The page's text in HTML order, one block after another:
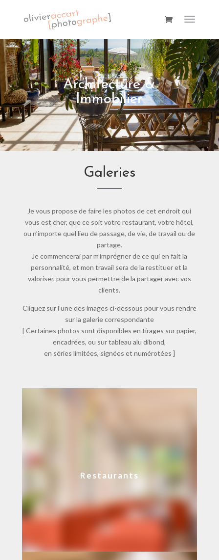
Architecture &
Immobilier
Galeries
Je vous propose de faire les photos de cet endroit qui
vous est cher, que ce soit votre restaurant, votre hôtel,
ou n’importe quel lieu de passage, de vie, de travail ou de
partage.
Je commencerai par m’imprégner de ce qui en fait la
personnalité, et mon travail sera de la restituer et la
valoriser, pour vous permettre de la partager avec vos
clients.
Cliquez sur l’une des images ci-dessous pour vous rendre
sur la galerie correspondante
[ Certaines photos sont disponibles en tirages sur papier,
encadrées, ou sur tableau alu dibond,
en séries limitées, signées et numérotées ]
Restaurants